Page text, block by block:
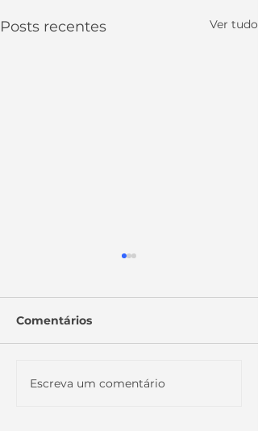
Posts recentes Ver tudo
Comentários
Escreva um comentário